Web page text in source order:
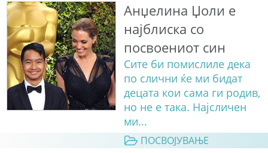
Анџелина Џоли е
најблиска со
посвоениот син
Сите би помислиле дека
по слични ќе ми бидат
децата кои сама ги родив,
но не е така. Најсличен
ми...
ПОСВОЈУВАЊЕ